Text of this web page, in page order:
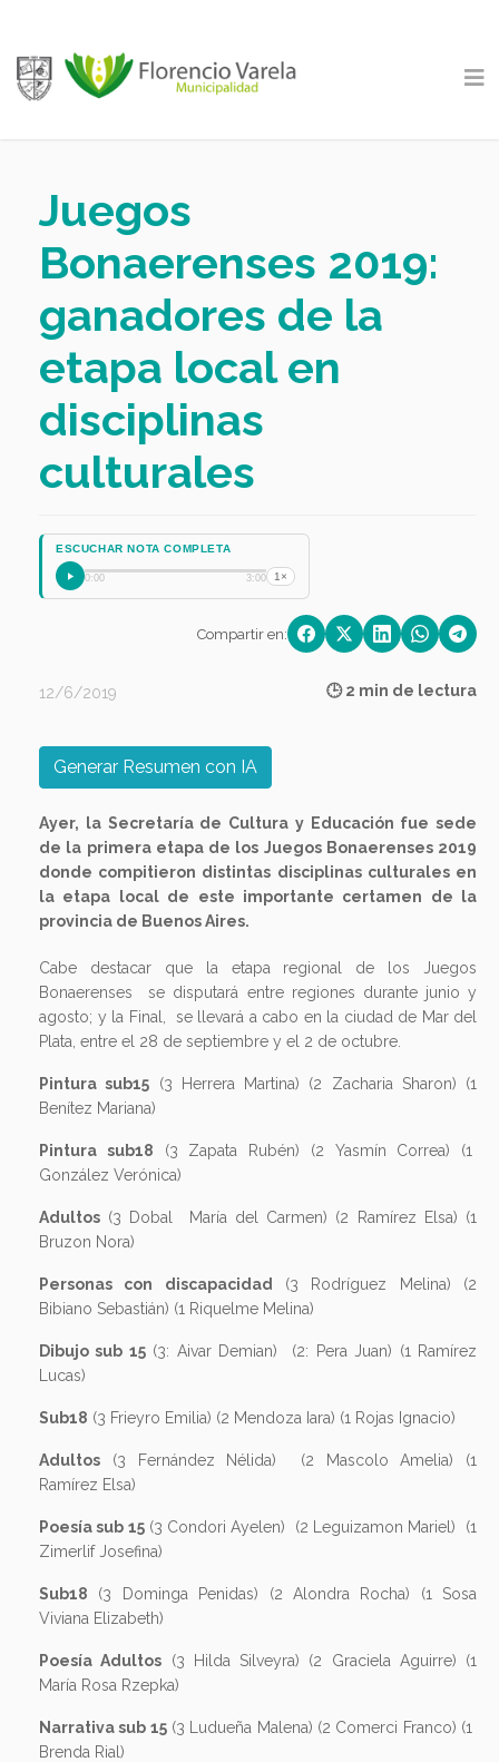
Juegos
Bonaerenses 2019:
ganadores de la
etapa local en
disciplinas
culturales
ESCUCHAR NOTA COMPLETA
0:00 3:00 1×
Compartir en:
12/6/2019 🕒 2 min de lectura
Generar Resumen con IA
Ayer, la Secretaría de Cultura y Educación fue sede
de la primera etapa de los Juegos Bonaerenses 2019
donde compitieron distintas disciplinas culturales en
la etapa local de este importante certamen de la
provincia de Buenos Aires.
Cabe destacar que la etapa regional de los Juegos
Bonaerenses se disputará entre regiones durante junio y
agosto; y la Final, se llevará a cabo en la ciudad de Mar del
Plata, entre el 28 de septiembre y el 2 de octubre.
Pintura sub15 (3 Herrera Martina) (2 Zacharia Sharon) (1
Benítez Mariana)
Pintura sub18 (3 Zapata Rubén) (2 Yasmín Correa) (1
González Verónica)
Adultos (3 Dobal María del Carmen) (2 Ramírez Elsa) (1
Bruzon Nora)
Personas con discapacidad
(3 Rodríguez Melina) (2
Bibiano Sebastián) (1 Riquelme Melina)
Dibujo sub 15(3: Aivar Demian) (2: Pera Juan) (1 Ramírez
Lucas)
Sub18 (3 Frieyro Emilia) (2 Mendoza Iara) (1 Rojas Ignacio)
Adultos (3 Fernández Nélida) (2 Mascolo Amelia) (1
Ramírez Elsa)
Poesía sub 15(3 Condori Ayelen) (2 Leguizamon Mariel) (1
Zimerlif Josefina)
Sub18 (3 Dominga Penidas) (2 Alondra Rocha) (1 Sosa
Viviana Elizabeth)
Poesía Adultos (3 Hilda Silveyra) (2 Graciela Aguirre) (1
María Rosa Rzepka)
Narrativa sub 15(3 Ludueña Malena) (2 Comerci Franco) (1
Brenda Rial)